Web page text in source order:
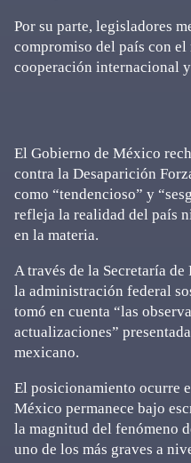
Por su parte, legisladores
compromiso del país con
cooperación internacional
El Gobierno de México
contra la Desaparición
como “tendencioso” y
refleja la realidad del país
en la materia.
A través de la Secretaría
la administración federal
tomó en cuenta “las
actualizaciones”
mexicano.
El posicionamiento ocurre
México permanece bajo
la magnitud del fenómeno
uno de los más graves a